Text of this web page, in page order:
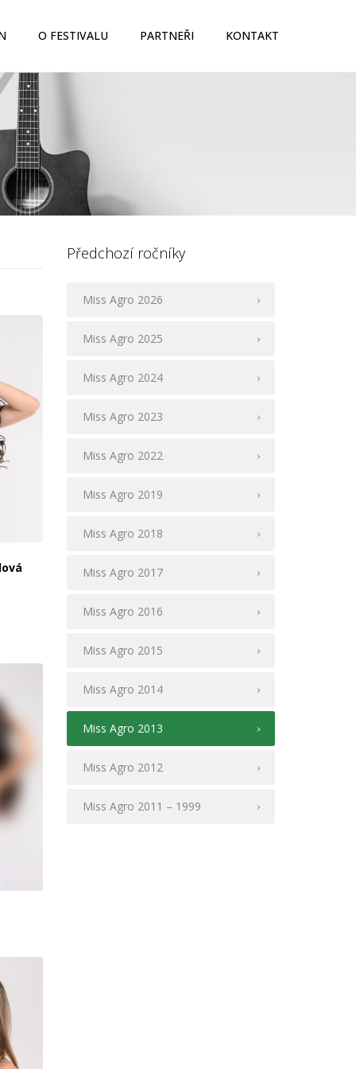
O FESTIVALU PARTNEŘI KONTAKT
Předchozí ročníky
Miss Agro 2026
Miss Agro 2025
Miss Agro 2024
Miss Agro 2023
Miss Agro 2022
Miss Agro 2019
Miss Agro 2018
Miss Agro 2017
Miss Agro 2016
Miss Agro 2015
Miss Agro 2014
Miss Agro 2013
Miss Agro 2012
Miss Agro 2011 – 1999